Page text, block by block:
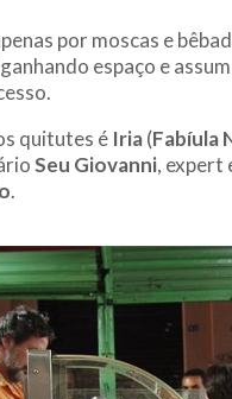
por moscas e
espaço e
quitutes é Iria(Fabíula
Seu Giovanni, expert
.